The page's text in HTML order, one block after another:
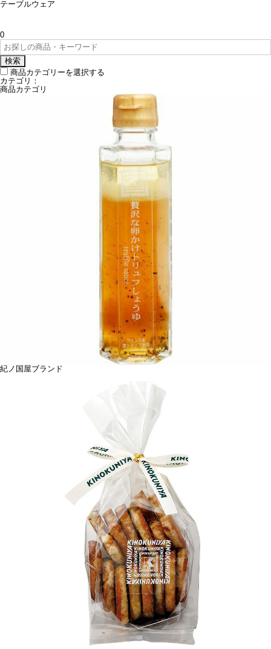
テーブルウェア
0
検索
商品カテゴリーを選択する
カテゴリ：
商品カテゴリ
紀ノ国屋ブランド